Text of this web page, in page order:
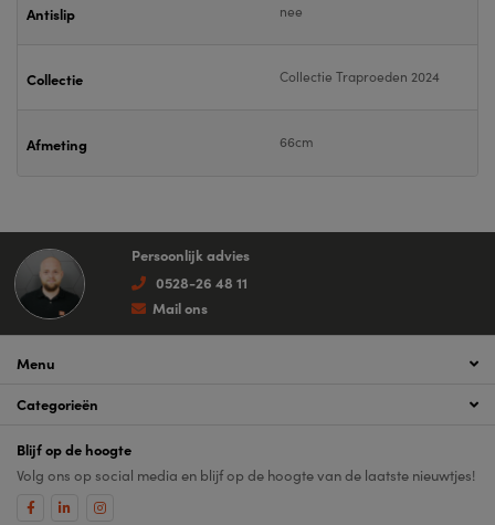
Antislip nee
Collectie Collectie Traproeden 2024
Afmeting 66cm
Persoonlijk advies
0528-26 48 11
Mail ons
Menu
Categorieën
Blijf op de hoogte
Volg ons op social media en blijf op de hoogte van de laatste nieuwtjes!